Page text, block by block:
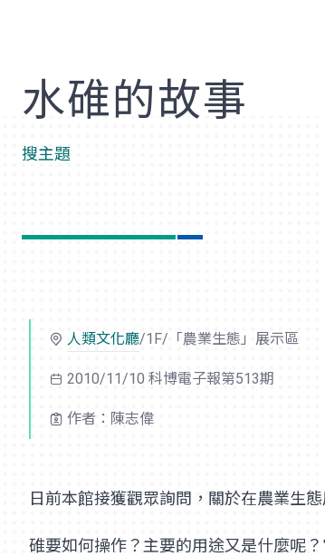
水碓的故事
搜主題
人類文化廳/1F/「農業生態」展示區
2010/11/10 科博電子報第513期
作者：陳志偉
日前本館接獲觀眾詢問，關於在農業生
碓要如何操作？主要的用途又是什麼呢